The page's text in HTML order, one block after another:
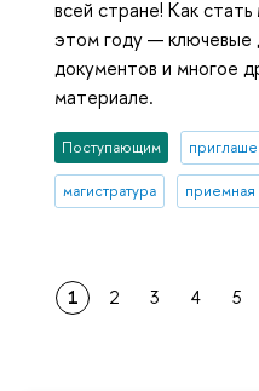
всей стране! Как
этом году — ключевые
документов и многое
материале.
Поступающим
магистратура приемная
1 2 3 4 5